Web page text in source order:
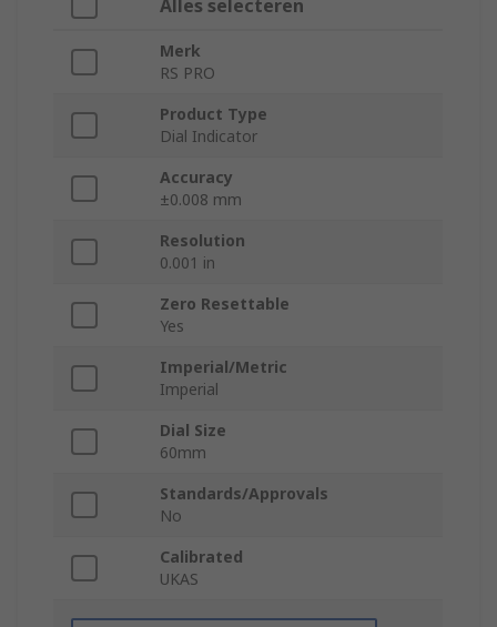
Alles selecteren
Merk
RS PRO
Product Type
Dial Indicator
Accuracy
±0.008 mm
Resolution
0.001 in
Zero Resettable
Yes
Imperial/Metric
Imperial
Dial Size
60mm
Standards/Approvals
No
Calibrated
UKAS